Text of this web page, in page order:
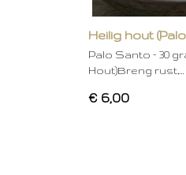
Heilig hout
Palo Santo – 30
Hout)Breng rust,…
€ 6,00